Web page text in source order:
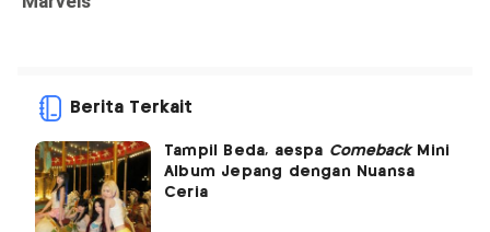
Berita Terkait
Tampil Beda, aespa ComebackMini
Album Jepang dengan Nuansa
Ceria